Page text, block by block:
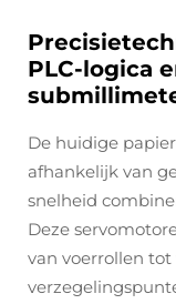
PLC-logica
De huidige
afhankelijk van
snelheid
Deze
van voerrollen